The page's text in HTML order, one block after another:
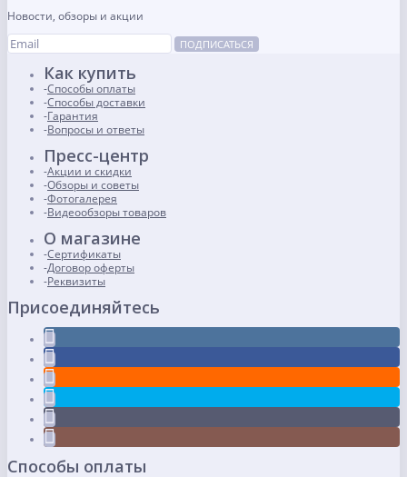
Новости, обзоры и акции
ПОДПИСАТЬСЯ
Как купить
Способы оплаты
Способы доставки
Гарантия
Вопросы и ответы
Пресс-центр
Акции и скидки
Обзоры и советы
Фотогалерея
Видеообзоры товаров
О магазине
Сертификаты
Договор оферты
Реквизиты
Присоединяйтесь
Способы оплаты